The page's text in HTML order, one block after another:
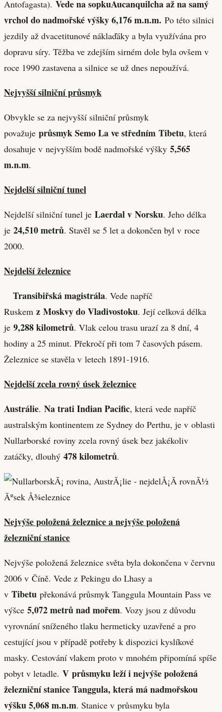
Antofagasta). Vede na sopkuAucanquilcha až na samý
vrchol do nadmořské výšky 6,176 m.n.m. Po této silnici
jezdily až dvacetitunové náklaďáky a byla využívána pro
dopravu síry. Těžba ve zdejším sirném dole byla ovšem v
roce 1990 zastavena a silnice se už dnes nepoužívá.
Nejvyšší silniční průsmyk
Obvykle se za nejvyšší silniční průsmyk
považuje průsmyk Semo La ve středním Tibetu, která
dosahuje v nejvyšším bodě nadmořské výšky 5,565
m.n.m.
Nejdelší silniční tunel
Nejdelší silniční tunel je Laerdal v Norsku. Jeho délka
je 24,510 metrů. Stavěl se 5 let a dokončen byl v roce
2000.
Nejdelší železnice
Transibiřská magistrála. Vede napříč
Ruskem z Moskvy do Vladivostoku. Její celková délka
je 9,288 kilometrů. Vlak celou trasu urazí za 8 dní, 4
hodiny a 25 minut. Překročí při tom 7 časových pásem.
Železnice se stavěla v letech 1891-1916.
Nejdelší zcela rovný úsek železnice
Austrálie. Na trati Indian Pacific, která vede napříč
australským kontinentem ze Sydney do Perthu, je v oblasti
Nullarborské roviny zcela rovný úsek bez jakékoliv
zatáčky, dlouhý 478 kilometrů.
Nejvýše položená železnice a nejvýše položená
železniční stanice
Nejvýše položená železnice světa byla dokončena v červnu
2006 v Číně. Vede z Pekingu do Lhasy a
v Tibetu překonává průsmyk Tanggula Mountain Pass ve
výšce 5,072 metrů nad mořem. Vozy jsou z důvodu
vyrovnání sníženého tlaku hermeticky uzavřené a pro
cestující jsou v případě potřeby k dispozici kyslíkové
masky. Cestování vlakem proto v mnohém připomíná spíše
pobyt v letadle. V průsmyku leží i nejvýše položená
železniční stanice Tanggula, která má nadmořskou
výšku 5,068 m.n.m. Stanice v průsmyku byla